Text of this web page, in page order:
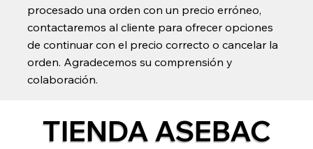
procesado una orden con un precio erróneo,
contactaremos al cliente para ofrecer opciones
de continuar con el precio correcto o cancelar la
orden. Agradecemos su comprensión y
colaboración.
TIENDA ASEBAC